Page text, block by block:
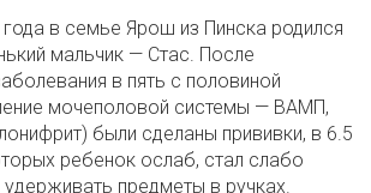
в семье Ярош из Пинска родился
мальчик — Стас. После
в пять с половиной
мочеполовой системы — ВАМП,
были сделаны прививки, в 6.5
ребенок ослаб, стал слабо
предметы в ручках.